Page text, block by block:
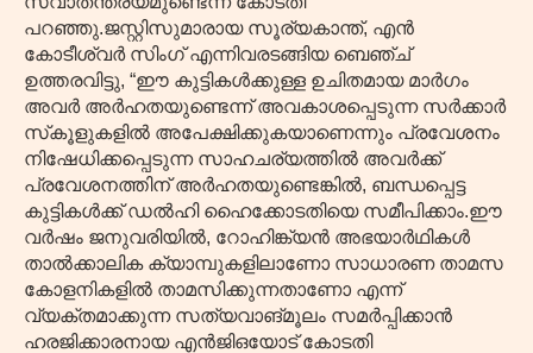
പറഞ്ഞു.ജസ്റ്റിസുമാരായ സൂര്യകാന്ത്, എൻ
കോടീശ്വർ സിംഗ് എന്നിവരടങ്ങിയ ബെഞ്ച്
ഉത്തരവിട്ടു, “ഈ കുട്ടികൾക്കുള്ള ഉചിതമായ മാർഗം
അവർ അർഹതയുണ്ടെന്ന് അവകാശപ്പെടുന്ന സർക്കാർ
സ്‌കൂളുകളിൽ അപേക്ഷിക്കുകയാണെന്നും പ്രവേശനം
നിഷേധിക്കപ്പെടുന്ന സാഹചര്യത്തിൽ അവർക്ക്
പ്രവേശനത്തിന് അർഹതയുണ്ടെങ്കിൽ, ബന്ധപ്പെട്ട
കുട്ടികൾക്ക് ഡൽഹി ഹൈക്കോടതിയെ സമീപിക്കാം.ഈ
വർഷം ജനുവരിയിൽ, റോഹിങ്ക്യൻ അഭയാർഥികൾ
താൽക്കാലിക ക്യാമ്പുകളിലാണോ സാധാരണ താമസ
കോളനികളിൽ താമസിക്കുന്നതാണോ എന്ന്
വ്യക്തമാക്കുന്ന സത്യവാങ്മൂലം സമർപ്പിക്കാൻ
ഹരജിക്കാരനായ എൻജിഒയോട് കോടതി